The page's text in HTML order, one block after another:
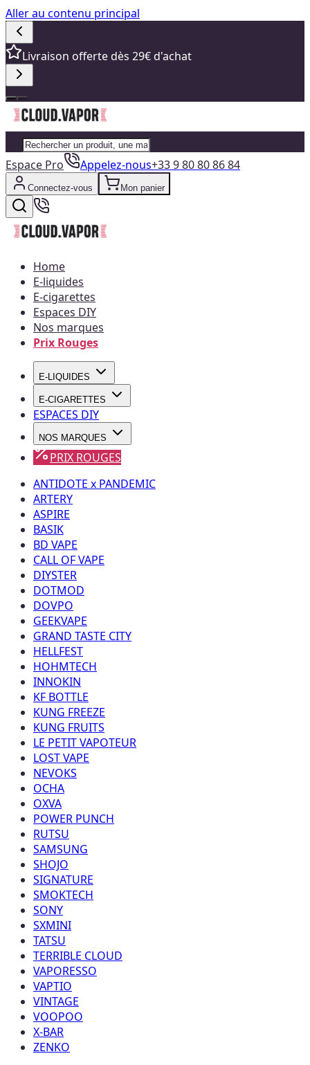
Aller au contenu principal
Livraison offerte dès 29€ d'achat
Espace Pro Appelez-nous+33 9 80 80 86 84
Connectez-vous Mon panier
Home
E-liquides
E-cigarettes
Espaces DIY
Nos marques
Prix Rouges
E-LIQUIDES
E-CIGARETTES
ESPACES DIY
NOS MARQUES
PRIX ROUGES
ANTIDOTE x PANDEMIC
ARTERY
ASPIRE
BASIK
BD VAPE
CALL OF VAPE
DIYSTER
DOTMOD
DOVPO
GEEKVAPE
GRAND TASTE CITY
HELLFEST
HOHMTECH
INNOKIN
KF BOTTLE
KUNG FREEZE
KUNG FRUITS
LE PETIT VAPOTEUR
LOST VAPE
NEVOKS
OCHA
OXVA
POWER PUNCH
RUTSU
SAMSUNG
SHOJO
SIGNATURE
SMOKTECH
SONY
SXMINI
TATSU
TERRIBLE CLOUD
VAPORESSO
VAPTIO
VINTAGE
VOOPOO
X-BAR
ZENKO